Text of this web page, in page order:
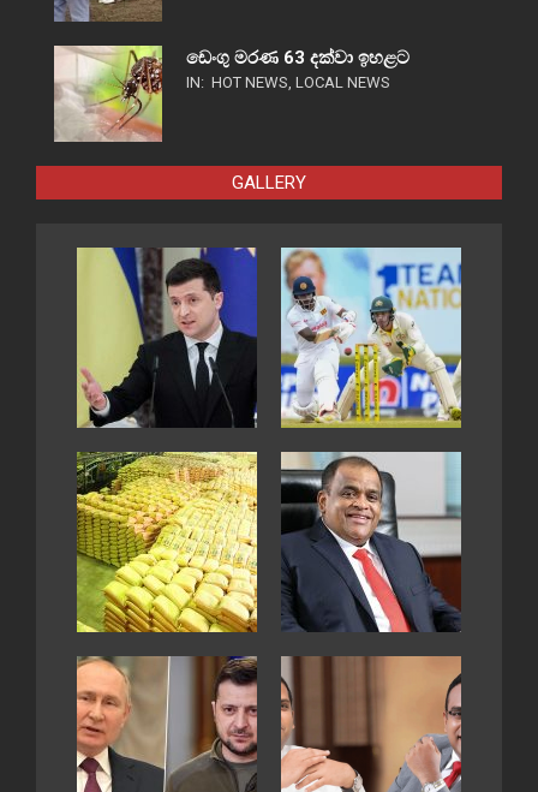
ඩෙංගු මරණ 63 දක්වා ඉහළට
IN: HOT NEWS, LOCAL NEWS
GALLERY